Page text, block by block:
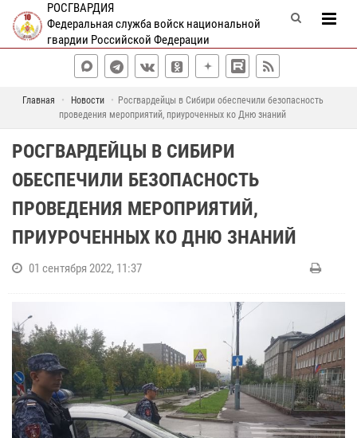
РОСГВАРДИЯ
Федеральная служба войск национальной
гвардии Российской Федерации
Главная Новости
Росгвардейцы в Сибири обеспечили безопасность
проведения мероприятий, приуроченных ко Дню знаний
РОСГВАРДЕЙЦЫ В СИБИРИ
ОБЕСПЕЧИЛИ БЕЗОПАСНОСТЬ
ПРОВЕДЕНИЯ МЕРОПРИЯТИЙ,
ПРИУРОЧЕННЫХ КО ДНЮ ЗНАНИЙ
01 сентября 2022, 11:37